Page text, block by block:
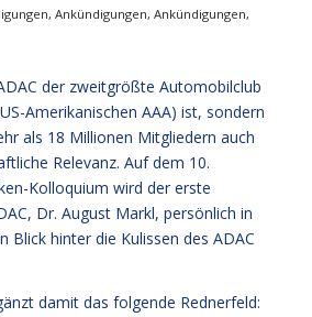
, Ankündigungen, Ankündigungen,
der zweitgrößte Automobilclub
Amerikanischen AAA) ist, sondern
als 18 Millionen Mitgliedern auch
Relevanz. Auf dem 10.
Kolloquium wird der erste
Dr. August Markl, persönlich in
Blick hinter die Kulissen des ADAC
damit das folgende Rednerfeld: